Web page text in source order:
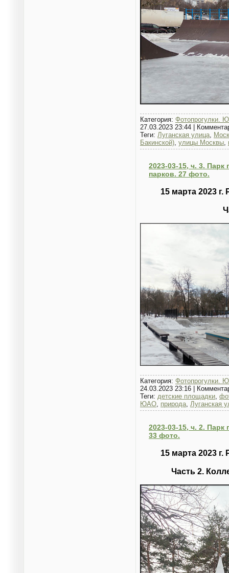
Категория: Фотопрогулки.
27.03.2023 23:44
Теги: Луганская улица,
Бакинской), улицы Москвы,
2023-03-15, ч. 3.
парков. 27 фото.
15 марта 2023
Категория: Фотопрогулки.
24.03.2023 23:16 |
Теги: детские площадки
ЮАО природа Луганская
2023-03-15, ч. 2.
33 фото.
15 марта 2023
Часть 2.